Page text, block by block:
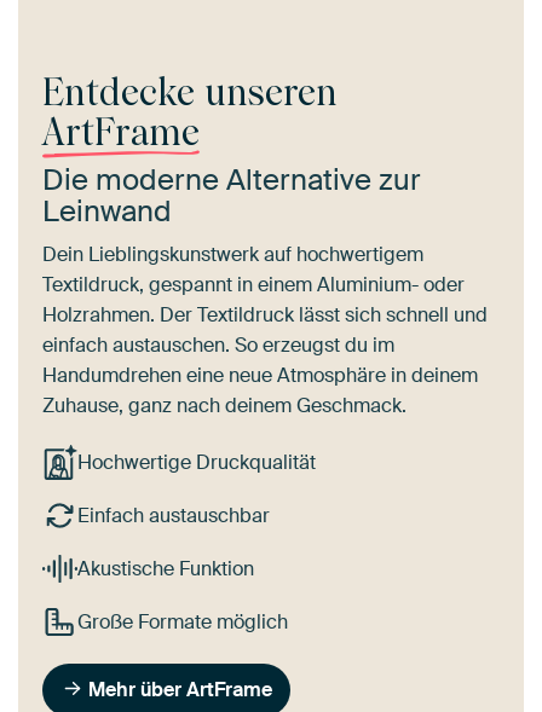
Entdecke unseren
ArtFrame
Die moderne Alternative zur
Leinwand
Dein Lieblingskunstwerk auf hochwertigem
Textildruck, gespannt in einem Aluminium- oder
Holzrahmen. Der Textildruck lässt sich schnell und
einfach austauschen. So erzeugst du im
Handumdrehen eine neue Atmosphäre in deinem
Zuhause, ganz nach deinem Geschmack.
Hochwertige Druckqualität
Einfach austauschbar
Akustische Funktion
Große Formate möglich
Mehr über ArtFrame